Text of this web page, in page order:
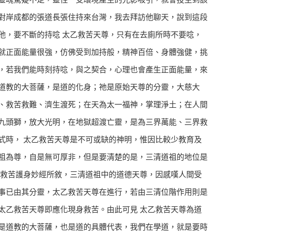
成都的張道長張住持來台灣，我去拜訪他聊天，說到這段
要不斷的持唸 太乙救苦天尊，只有在去廁所時不要唸，
面能量很強，仿佛受到加持般，精神百倍、身體強健，挑
若我們能時刻持唸，與之契合，心理也會產生正面能量，來
教的大菩薩，是道的化身；祂是原始天尊的分靈，大慈大
苦救難、濟生渡死；在天為太一福神，掌理淨土；在人間
頭獅，放大光明，在地獄超渡亡靈，是為三界萬能、三界救
時， 太乙救苦天尊是不可或缺的神明，惟因比較少教育及
為尊，自是無可厚非，但是要清楚的是，三清道祖的地位是
苦護身妙經所敘，三清道祖中的道德天尊，因感嘆人間受
已由其分靈，太乙救苦天尊在進行，若由三清位階作用則是
救苦天尊即應化現身救苦。由此可見 太乙救苦天尊為道
道教的大菩薩，也是道的具體代表，我們在學道，就是要時